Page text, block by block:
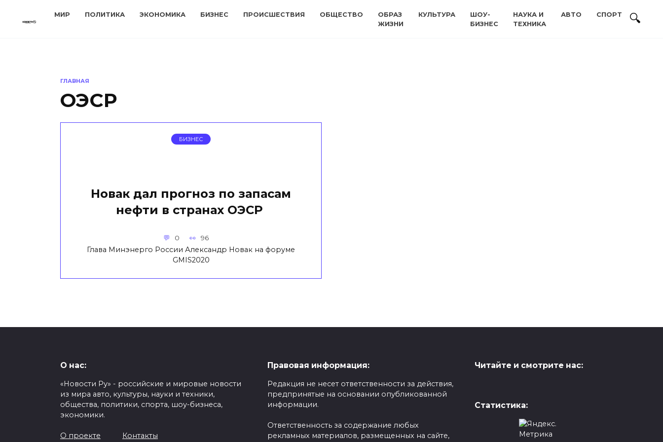
МИР ПОЛИТИКА ЭКОНОМИКА БИЗНЕС ПРОИСШЕСТВИЯ ОБЩЕСТВО
ОБРАЗ
ЖИЗНИ
КУЛЬТУРА
ШОУ-
БИЗНЕС
НАУКА И
ТЕХНИКА
АВТО СПОРТ
ГЛАВНАЯ
ОЭСР
БИЗНЕС
Новак дал прогноз по запасам
нефти в странах ОЭСР
0 96
Глава Минэнерго России Александр Новак на форуме
GMIS2020
О нас:
«Новости Ру» - российские и мировые новости
из мира авто, культуры, науки и техники,
общества, политики, спорта, шоу-бизнеса,
экономики.
О проекте Контакты
Правовая информация:
Редакция не несет ответственности за действия,
предпринятые на основании опубликованной
информации.
Ответственность за содержание любых
рекламных материалов, размещенных на сайте,
Читайте и смотрите нас:
Статистика: